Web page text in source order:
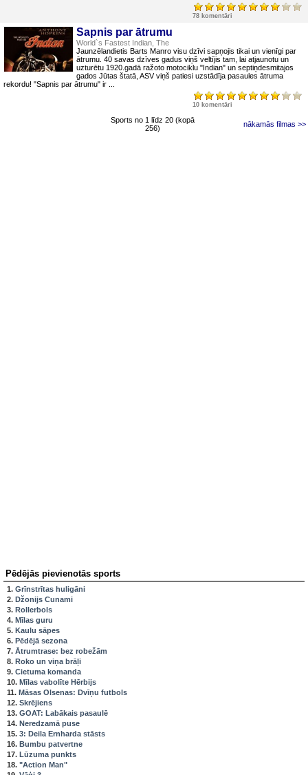
78 komentāri
Sapnis par ātrumu
World`s Fastest Indian, The
Jaunzēlandietis Barts Manro visu dzīvi sapņojis tikai un vienīgi par
ātrumu. 40 savas dzīves gadus viņš veltījis tam, lai atjaunotu un
uzturētu 1920.gadā ražoto motociklu "Indian" un septiņdesmitajos
gados Jūtas štatā, ASV viņš patiesi uzstādīja pasaules ātruma
rekordu! "Sapnis par ātrumu" ir ...
10 komentāri
Sports no 1 līdz 20 (kopā
256)
nākamās filmas >>
Pēdējās pievienotās sports
1. Grīnstrītas huligāni
2. Džonijs Cunami
3. Rollerbols
4. Mīlas guru
5. Kaulu sāpes
6. Pēdējā sezona
7. Ātrumtrase: bez robežām
8. Roko un viņa brāļi
9. Cietuma komanda
10. Mīlas vabolīte Hērbijs
11. Māsas Olsenas: Dvīņu futbols
12. Skrējiens
13. GOAT: Labākais pasaulē
14. Neredzamā puse
15. 3: Deila Ernharda stāsts
16. Bumbu patvertne
17. Lūzuma punkts
18. "Action Man"